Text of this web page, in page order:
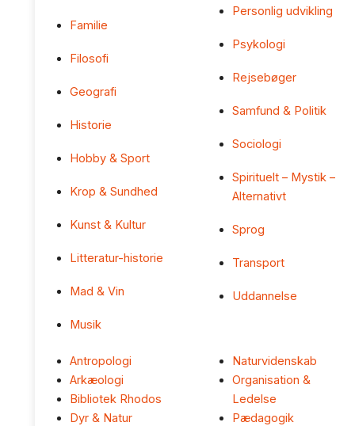
Familie
Filosofi
Geografi
Historie
Hobby & Sport
Krop & Sundhed
Kunst & Kultur
Litteratur-historie
Mad & Vin
Musik
Personlig udvikling
Psykologi
Rejsebøger
Samfund & Politik
Sociologi
Spirituelt – Mystik –
Alternativt
Sprog
Transport
Uddannelse
Antropologi
Arkæologi
Bibliotek Rhodos
Dyr & Natur
Naturvidenskab
Organisation &
Ledelse
Pædagogik